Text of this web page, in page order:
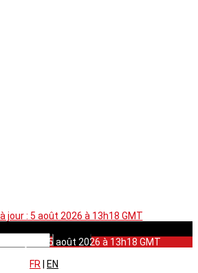
jour : 5 août 2026 à 13h18 GMT
à jour : 5 août 2026 à 13h18 GMT
FR
EN